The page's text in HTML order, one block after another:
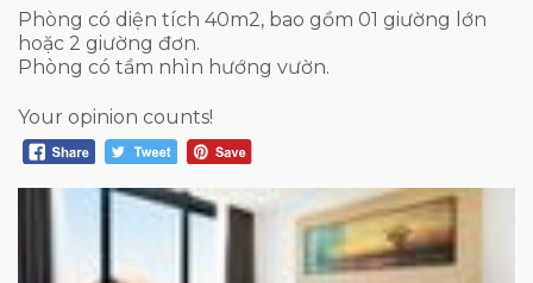
Phòng có diện tích 40m2, bao gồm 01 giường lớn
hoặc 2 giường đơn.
Phòng có tầm nhìn hướng vườn.
Your opinion counts!